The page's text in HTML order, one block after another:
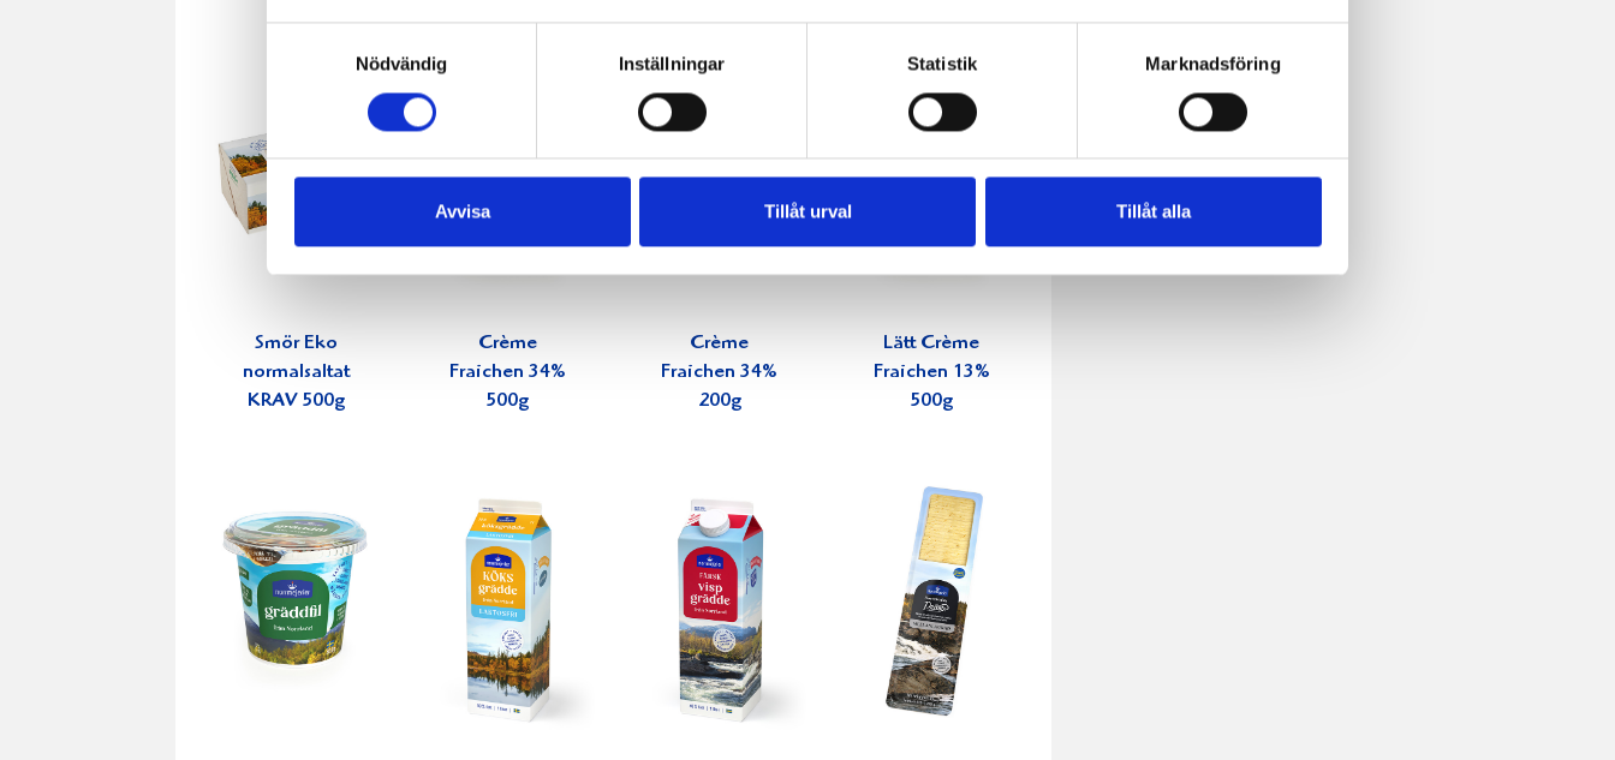
Nödvändig
Inställningar Statistik Marknadsföring
Avvisa Tillåt urval Tillåt alla
Smör Eko
normalsaltat
KRAV 500g
Crème
Fraichen 34%
500g
Crème
Fraichen 34%
200g
Lätt Crème
Fraichen 13%
500g